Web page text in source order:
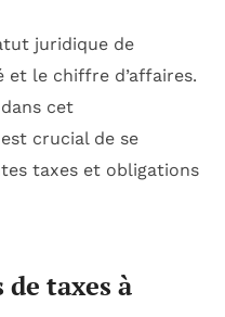
juridique de
et le chiffre d’affaires.
cet
crucial de se
taxes et obligations
taxes à